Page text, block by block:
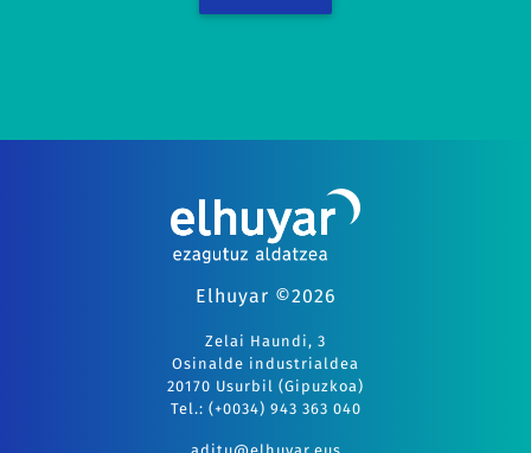
Elhuyar ©2026
Zelai Haundi, 3
Osinalde industrialdea
20170 Usurbil (Gipuzkoa)
Tel.: (+0034) 943 363 040